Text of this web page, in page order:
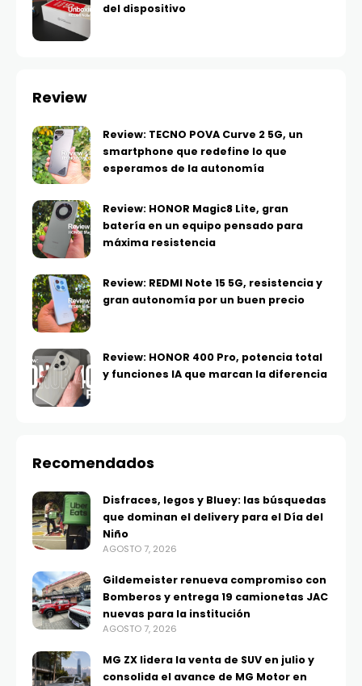
del dispositivo
Review
Review: TECNO POVA Curve 2 5G, un
smartphone que redefine lo que
esperamos de la autonomía
Review: HONOR Magic8 Lite, gran
batería en un equipo pensado para
máxima resistencia
Review: REDMI Note 15 5G, resistencia y
gran autonomía por un buen precio
Review: HONOR 400 Pro, potencia total
y funciones IA que marcan la diferencia
Recomendados
Disfraces, legos y Bluey: las búsquedas
que dominan el delivery para el Día del
Niño
AGOSTO 7, 2026
Gildemeister renueva compromiso con
Bomberos y entrega 19 camionetas JAC
nuevas para la institución
AGOSTO 7, 2026
MG ZX lidera la venta de SUV en julio y
consolida el avance de MG Motor en